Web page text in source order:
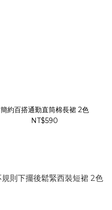
簡約百搭通勤直筒棉長裙 2色
NT$590